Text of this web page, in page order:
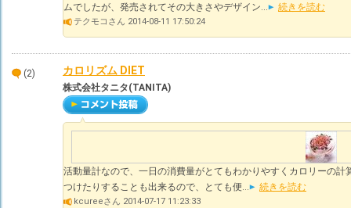
ムでしたが、発売されてその大きさやデザイン...
続きを読む
テクモコさん 2014-08-11 17:50:24
(2) カロリズム DIET
株式会社タニタ(TANITA)
活動量計なので、一日の消費量がとてもわかりやすくカロリーの
つけたりすることも出来るので、とても便...
続きを読む
kcureeさん 2014-07-17 11:23:33